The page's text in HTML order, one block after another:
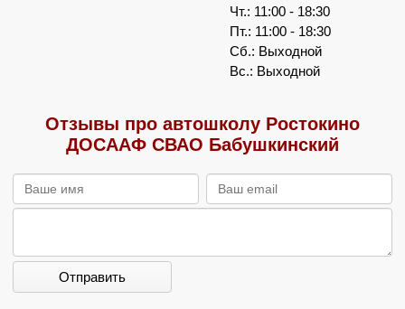
Чт.: 11:00 - 18:30
Пт.: 11:00 - 18:30
Сб.: Выходной
Вс.: Выходной
Отзывы про автошколу Ростокино
ДОСААФ СВАО Бабушкинский
Отправить